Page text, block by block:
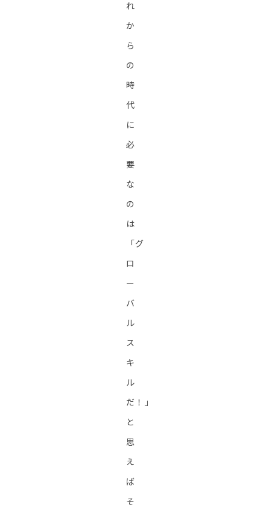
れ
か
ら
の
時
代
に
必
要
な
の
は
「グ
ロ
ー
バ
ル
ス
キ
ル
だ！」
と
思
え
ば
そ